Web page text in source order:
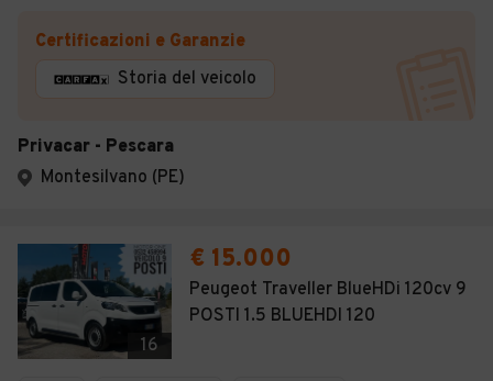
Certificazioni e Garanzie
Storia del veicolo
Privacar - Pescara
Montesilvano (PE)
16
€ 15.000
Peugeot Traveller BlueHDi 120cv 9
POSTI 1.5 BLUEHDI 120